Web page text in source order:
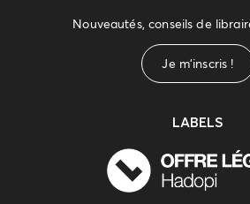
Nouveautés, conseils de
Je m'inscris !
LABELS